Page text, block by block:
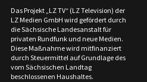
Das Projekt „LZ TV“ (LZ Television) der
LZ Medien GmbH wird gefördert durch
die Sächsische Landesanstalt für
privaten Rundfunk und neue Medien.
Diese Maßnahme wird mitfinanziert
durch Steuermittel auf Grundlage des
vom Sächsischen Landtag
beschlossenen Haushaltes.